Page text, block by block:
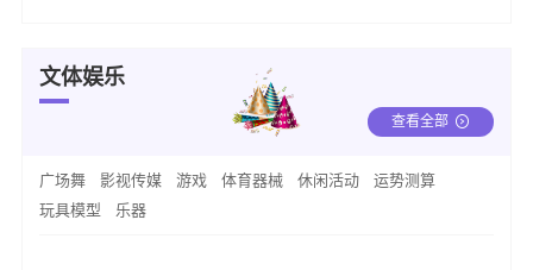
文体娱乐
查看全部
广场舞 影视传媒 游戏 体育器械 休闲活动
运势测算
玩具模型
乐器